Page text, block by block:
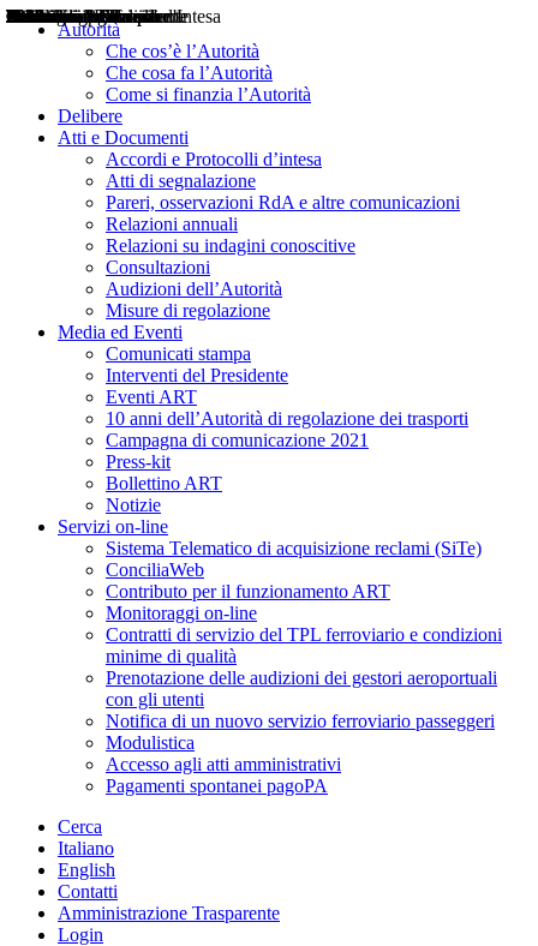
Autorità
Che cos’è l’Autorità
Che cosa fa l’Autorità
Come si finanzia l’Autorità
Delibere
Atti e Documenti
Accordi e Protocolli d’intesa
Atti di segnalazione
Pareri, osservazioni RdA e altre comunicazioni
Relazioni annuali
Relazioni su indagini conoscitive
Consultazioni
Audizioni dell’Autorità
Misure di regolazione
Media ed Eventi
Comunicati stampa
Interventi del Presidente
Eventi ART
10 anni dell’Autorità di regolazione dei trasporti
Campagna di comunicazione 2021
Press-kit
Bollettino ART
Notizie
Servizi on-line
Sistema Telematico di acquisizione reclami (SiTe)
ConciliaWeb
Contributo per il funzionamento ART
Monitoraggi on-line
Contratti di servizio del TPL ferroviario e condizioni
minime di qualità
Prenotazione delle audizioni dei gestori aeroportuali
con gli utenti
Notifica di un nuovo servizio ferroviario passeggeri
Modulistica
Accesso agli atti amministrativi
Pagamenti spontanei pagoPA
Cerca
Italiano
English
Contatti
Amministrazione Trasparente
Login
Delibere
Pareri
Consultazioni
Audizioni
Atti di Segnalazione
Accordi e Protocolli d'Intesa
Relazioni annuali
Misure di regolazione
Notizie
Comunicati Stampa
Bollettini ART
Convegni ART
Interviste del Presidente
Articoli in primo piano
Interventi del Presidente
2004
2005
2010
2013
2014
2015
2016
2017
2018
2019
202
2020
2021
2022
2023
2024
2025
2026
Aereo
Marittimo
Terrestre